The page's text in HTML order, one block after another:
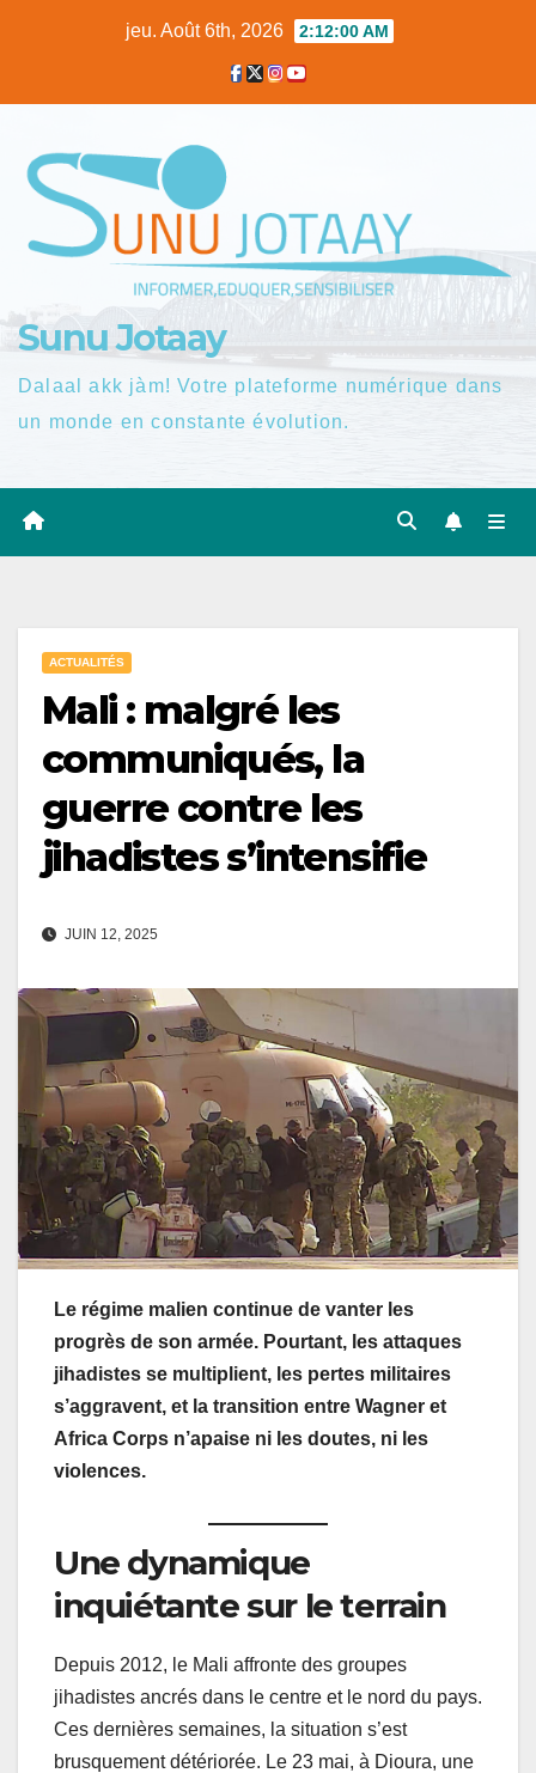
jeu. Août 6th, 2026 2:12:00 AM
Sunu Jotaay
Dalaal akk jàm! Votre plateforme numérique dans
un monde en constante évolution.
ACTUALITÉS
Mali : malgré les
communiqués, la
guerre contre les
jihadistes s’intensifie
JUIN 12, 2025
Le régime malien continue de vanter les
progrès de son armée. Pourtant, les attaques
jihadistes se multiplient, les pertes militaires
s’aggravent, et la transition entre Wagner et
Africa Corps n’apaise ni les doutes, ni les
violences.
Une dynamique
inquiétante sur le terrain
Depuis 2012, le Mali affronte des groupes
jihadistes ancrés dans le centre et le nord du pays.
Ces dernières semaines, la situation s’est
brusquement détériorée. Le 23 mai, à Dioura, une